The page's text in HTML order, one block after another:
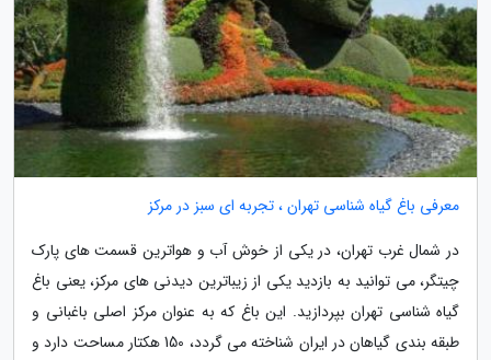
معرفی باغ گیاه شناسی تهران ، تجربه ای سبز در مرکز
در شمال غرب تهران، در یکی از خوش آب و هواترین قسمت های پارک
چیتگر، می توانید به بازدید یکی از زیباترین دیدنی های مرکز، یعنی باغ
گیاه شناسی تهران بپردازید. این باغ که به عنوان مرکز اصلی باغبانی و
طبقه بندی گیاهان در ایران شناخته می گردد، 150 هکتار مساحت دارد و